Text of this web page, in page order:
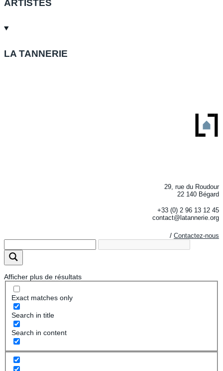
ARTISTES
LA TANNERIE
29, rue du Roudour
22 140 Bégard
+33 (0) 2 96 13 12 45
contact@latannerie.org
/ Contactez-nous
Afficher plus de résultats
Exact matches only
Search in title
Search in content